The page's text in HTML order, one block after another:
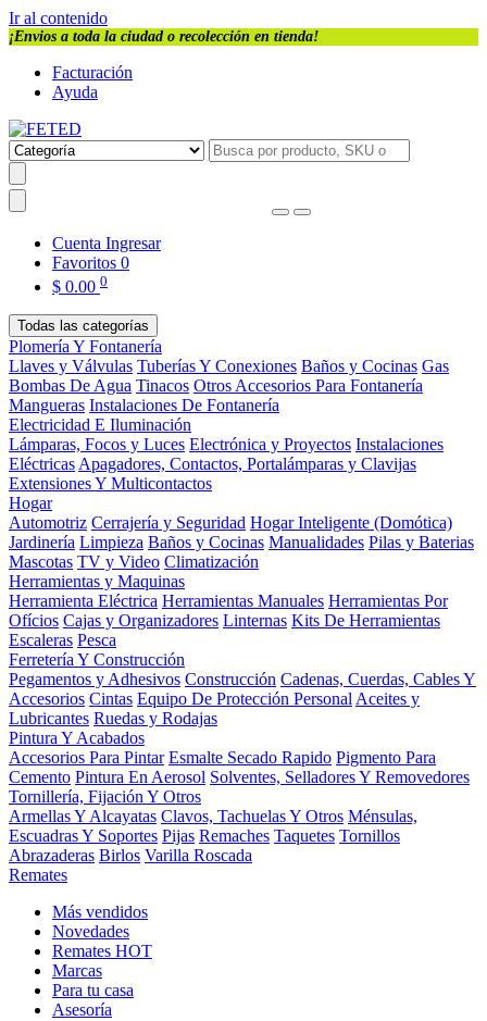
Ir al contenido
¡Envios a toda la ciudad o recolección en tienda!
Facturación
Ayuda
Cuenta Ingresar
Favoritos 0
$ 0.00 0
Todas las categorías
Plomería Y Fontanería
Llaves y Válvulas Tuberías Y Conexiones Baños y Cocinas Gas
Bombas De Agua Tinacos Otros Accesorios Para Fontanería
Mangueras Instalaciones De Fontanería
Electricidad E Iluminación
Lámparas, Focos y Luces Electrónica y Proyectos Instalaciones
Eléctricas Apagadores, Contactos, Portalámparas y Clavijas
Extensiones Y Multicontactos
Hogar
Automotriz Cerrajería y Seguridad Hogar Inteligente (Domótica)
Jardinería Limpieza Baños y Cocinas Manualidades Pilas y Baterias
Mascotas TV y Video Climatización
Herramientas y Maquinas
Herramienta Eléctrica Herramientas Manuales Herramientas Por
Ofícios Cajas y Organizadores Linternas Kits De Herramientas
Escaleras Pesca
Ferretería Y Construcción
Pegamentos y Adhesivos Construcción Cadenas, Cuerdas, Cables Y
Accesorios Cintas Equipo De Protección Personal Aceites y
Lubricantes Ruedas y Rodajas
Pintura Y Acabados
Accesorios Para Pintar Esmalte Secado Rapido Pigmento Para
Cemento Pintura En Aerosol Solventes, Selladores Y Removedores
Tornillería, Fijación Y Otros
Armellas Y Alcayatas Clavos, Tachuelas Y Otros Ménsulas,
Escuadras Y Soportes Pijas Remaches Taquetes Tornillos
Abrazaderas Birlos Varilla Roscada
Remates
Más vendidos
Novedades
Remates HOT
Marcas
Para tu casa
Asesoría